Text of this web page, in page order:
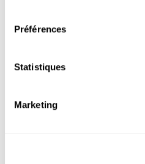
Préférences
Statistiques
Marketing
-20%